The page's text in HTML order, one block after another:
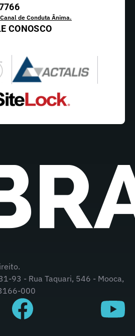
de Conduta Ânima.
CONOSCO
93 - Rua Taquari, 546 - Mooca,
000